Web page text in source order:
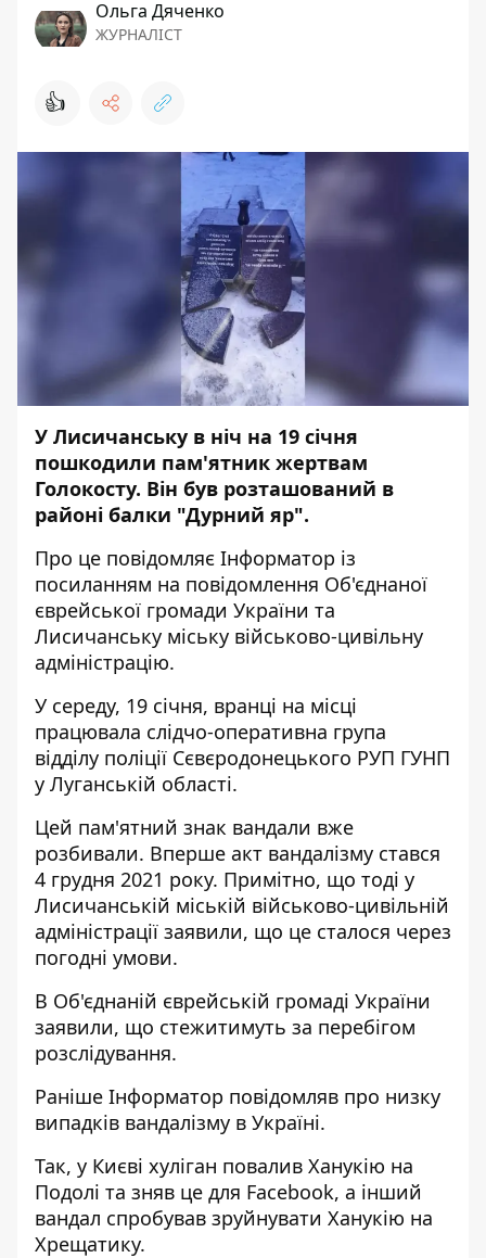
Ольга Дяченко
ЖУРНАЛІСТ
👍
У Лисичанську в ніч на 19 січня
пошкодили пам'ятник жертвам
Голокосту. Він був розташований в
районі балки "Дурний яр".
Про це повідомляє Інформатор із
посиланням на повідомлення Об'єднаної
єврейської громади України та
Лисичанську міську військово-цивільну
адміністрацію.
У середу, 19 січня, вранці на місці
працювала слідчо-оперативна група
відділу поліції Сєвєродонецького РУП ГУНП
у Луганській області.
Цей пам'ятний знак вандали вже
розбивали. Вперше акт вандалізму стався
4 грудня 2021 року. Примітно, що тоді у
Лисичанській міській військово-цивільній
адміністрації заявили, що це сталося через
погодні умови.
В Об'єднаній єврейській громаді України
заявили, що стежитимуть за перебігом
розслідування.
Раніше Інформатор повідомляв про низку
випадків вандалізму в Україні.
Так, у Києві хуліган повалив Ханукію на
Подолі та зняв це для Facebook, а інший
вандал спробував зруйнувати Ханукію на
Хрещатику.